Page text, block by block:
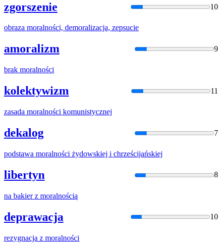
zgorszenie 10
obraza moralności, demoralizacja, zepsucie
amoralizm 9
brak moralności
kolektywizm 11
zasada moralności komunistycznej
dekalog 7
podstawa moralności żydowskiej i chrześcijańskiej
libertyn 8
na bakier z moralnością
deprawacja 10
rezygnacja z moralności